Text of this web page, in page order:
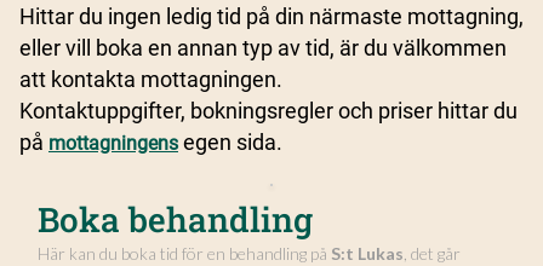
Hittar du ingen ledig tid på din närmaste mottagning,
eller vill boka en annan typ av tid, är du välkommen
att kontakta mottagningen.
Kontaktuppgifter, bokningsregler och priser hittar du
på mottagningens egen sida.
Boka behandling
Här kan du boka tid för en behandling på S:t Lukas , det går